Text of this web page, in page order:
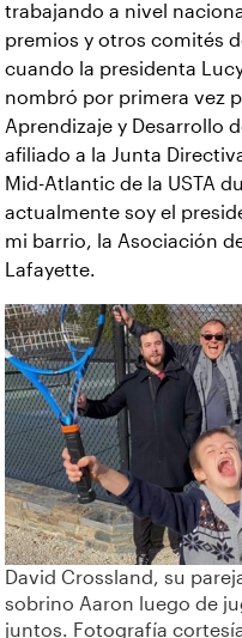
trabajando a nivel
premios y otros comités
cuando la presidenta
nombró por primera vez
Aprendizaje y Desarrollo
afiliado a la Junta
Mid-Atlantic de la USTA
actualmente soy el
mi barrio, la Asociación
Lafayette.
David Crossland, su
sobrino Aaron luego de
juntos. Fotografía